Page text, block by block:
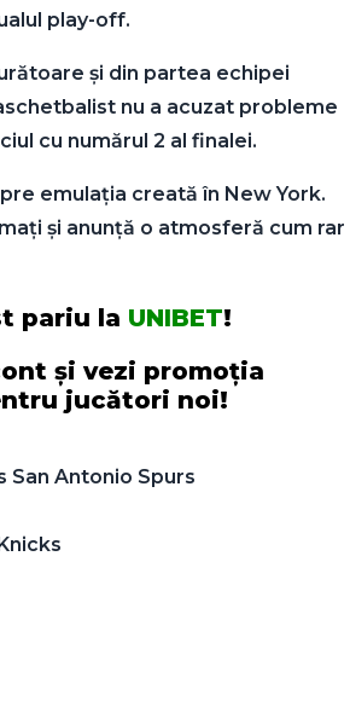
play-off.
și din partea echipei
nu a acuzat probleme
cu numărul 2 al finalei.
emulația creată în New York.
și anunță o atmosferă cum rar
pariu la UNIBET!
și vezi promoția
jucători noi!
San Antonio Spurs